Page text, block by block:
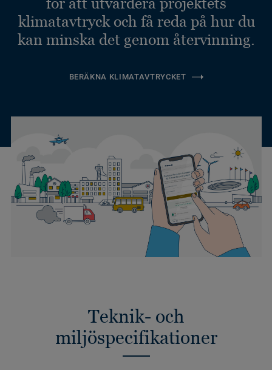
klimatavtryck och få reda på hur du
kan minska det genom återvinning.
BERÄKNA KLIMATAVTRYCKET
Teknik- och
miljöspecifikationer